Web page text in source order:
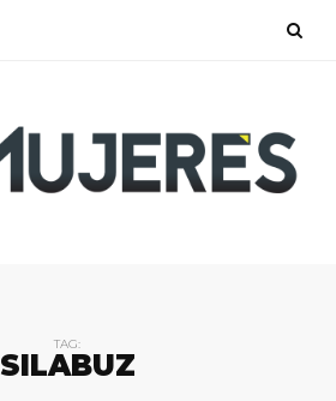
TAG:
SILABUZ